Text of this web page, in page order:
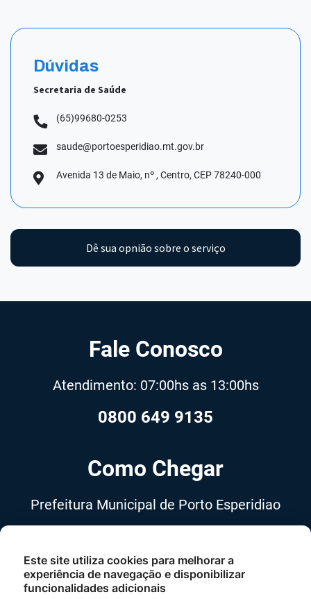
Dúvidas
Secretaria de Saúde
(65)99680-0253
saude@portoesperidiao.mt.gov.br
Avenida 13 de Maio, nº , Centro, CEP 78240-000
Dê sua opnião sobre o serviço
Fale Conosco
Atendimento: 07:00hs as 13:00hs
0800 649 9135
Como Chegar
Prefeitura Municipal de Porto Esperidiao
Centro, Porto Esperidião-MT, Cep
78240-000
Este site utiliza cookies para melhorar a
experiência de navegação e disponibilizar
funcionalidades adicionais